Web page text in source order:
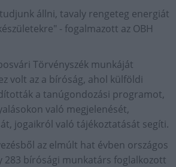
állni, tavaly rengeteg energiát
- fogalmazott az OBH
Törvényszék munkáját
volt az a bíróság, ahol külföldi
a tanúgondozási programot,
való megjelenését,
jogaikról való tájékoztatását segíti.
az elmúlt hat évben országos
283 bírósági munkatárs foglalkozott